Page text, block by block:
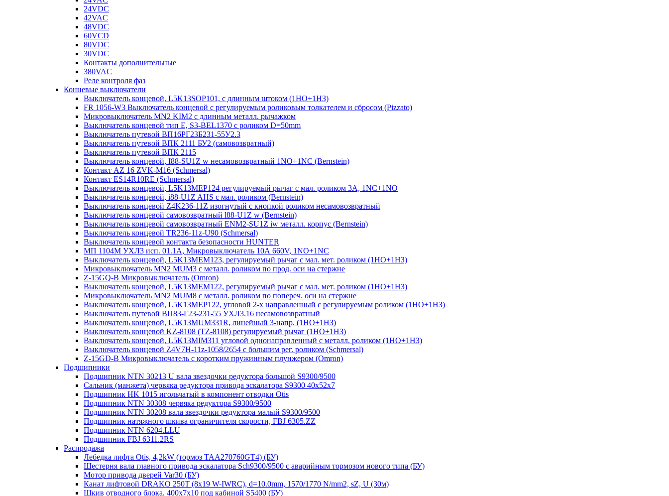
24VDC
42VAC
48VDC
60VCD
80VDC
30VDC
Контакты дополнительные
380VAC
Реле контроля фаз
Концевые выключатели
Выключатель концевой, L5K13SOP101, с длинным штоком (1НО+1НЗ)
FR 1056-W3 Выключатель концевой с регулируемым роликовым толкателем и сбросом (Pizzato)
Микровыключатель MN2 KIM2 с длинным металл. рычажком
Выключатель концевой тип Е, S3-BEL1370 с роликом D=50mm
Выключатель путевой ВП16РГ23Б231-55У2.3
Выключатель путевой ВПК 2111 БУ2 (самовозвратный)
Выключатель путевой ВПК 2115
Выключатель концевой, I88-SU1Z w несамовозвратный 1NO+1NC (Bernstein)
Контакт AZ 16 ZVK-M16 (Schmersal)
Контакт ES14R10RE (Schmersal)
Выключатель концевой, L5K13MEP124 регулируемый рычаг с мал. роликом 3А, 1NC+1NO
Выключатель концевой, i88-U1Z AHS с мал. роликом (Bernstein)
Выключатель концевой Z4K236-11Z изогнутый с кнопкой роликом несамовозвратный
Выключатель концевой самовозвратный l88-U1Z w (Bernstein)
Выключатель концевой самовозвратный ENM2-SU1Z iw металл. корпус (Bernstein)
Выключатель концевой TR236-11z-U90 (Schmersal)
Выключатель концевой контакта безопасности HUNTER
МП 1104М УХЛ3 исп. 01.1А, Микровыключатель 10А 660V, 1NO+1NC
Выключатель концевой, L5K13MEM123, регулируемый рычаг с мал. мет. роликом (1НО+1НЗ)
Микровыключатель MN2 MUM3 с металл. роликом по прод. оси на стержне
Z-15GQ-B Микровыключатель (Omron)
Выключатель концевой, L5K13MEM122, регулируемый рычаг с мал. мет. роликом (1НО+1НЗ)
Микровыключатель MN2 MUM8 с металл. роликом по попереч. оси на стержне
Выключатель концевой, L5K13MEP122, угловой 2-х направленный с регулируемым роликом (1НО+1НЗ)
Выключатель путевой ВП83-Г23-231-55 УХЛ3.16 несамовозвратный
Выключатель концевой, L5K13MUM331R, линейный 3-напр. (1НО+1НЗ)
Выключатель концевой KZ-8108 (TZ-8108) регулируемый рычаг (1НО+1НЗ)
Выключатель концевой, L5K13MIM311 угловой однонаправленный с металл. роликом (1НО+1НЗ)
Выключатель концевой Z4V7H-11z-1058/2654 с большим рег. роликом (Schmersal)
Z-15GD-B Микровыключатель с коротким пружинным плунжером (Omron)
Подшипники
Подшипник NTN 30213 U вала звездочки редуктора большой S9300/9500
Сальник (манжета) червяка редуктора привода эскалатора S9300 40х52х7
Подшипник HK 1015 игольчатый в компонент отводки Otis
Подшипник NTN 30308 червяка редуктора S9300/9500
Подшипник NTN 30208 вала звездочки редуктора малый S9300/9500
Подшипник натяжного шкива ограничителя скорости, FBJ 6305.ZZ
Подшипник NTN 6204.LLU
Подшипник FBJ 6311.2RS
Распродажа
Лебедка лифта Otis, 4,2kW (тормоз TAA270760GT4) (БУ)
Шестерня вала главного привода эскалатора Sch9300/9500 с аварийным тормозом нового типа (БУ)
Мотор привода дверей Var30 (БУ)
Канат лифтовой DRAKO 250T (8x19 W-IWRC), d=10.0mm, 1570/1770 N/mm2, sZ, U (30м)
Шкив отводного блока, 400х7х10 под кабиной S5400 (БУ)